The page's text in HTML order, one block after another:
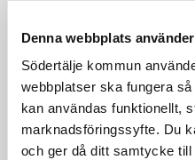
Denna webbplats
Södertälje kommun
webbplatser ska fungera
kan användas funktionellt,
marknadsföringssyfte. Du
och ger då ditt samtycke
planförslaget är
Etapp 2,
Tidigare